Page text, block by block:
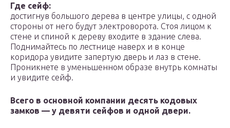
Где сейф:
достигнув большого дерева в центре улицы, с одной
стороны от него будут электроворота. Стоя лицом к
стене и спиной к дереву входите в здание слева.
Поднимайтесь по лестнице наверх и в конце
коридора увидите запертую дверь и лаз в стене.
Проникнете в уменьшенном образе внутрь комнаты
и увидите сейф.
Всего в основной компании десять кодовых
замков — у девяти сейфов и одной двери.